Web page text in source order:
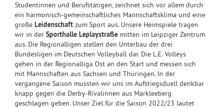
Studentinnen und Berufstätigen, zeichnet sich vor allem durch
ein harmonisch-gemeinschaftliches Mannschaftsklima und eine
große Leidenschaft zum Sport aus. Unsere Heimspiele tragen
wir in der Sporthalle Leplaystraße mitten im Leipziger Zentrum
aus. Die Regionalligen stellen den Unterbau der drei
Bundesligen im Deutschen Volleyball dar. Die L.E. Volleys
gehen in der Regionalliga Ost an den Start und messen sich
mit Mannschaften aus Sachsen und Thüringen. In der
vergangene Saison mussten wir uns im Aufstiegsduell denkbar
knapp gegen die Derby-Rivalinnen aus Markleeberg
geschlagen geben. Unser Ziel für die Saison 2022/23 lautet